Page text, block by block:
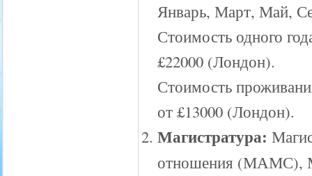
Январь, Март, Май,
Стоимость одного
£22000 (Лондон).
Стоимость
от £13000 (Лондон).
Магистратура:
отношения (МАМС),